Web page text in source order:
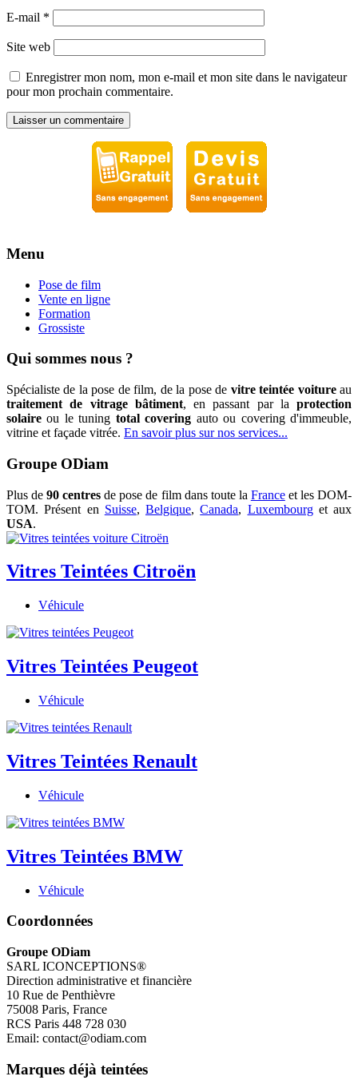
E-mail *
Site web
Enregistrer mon nom, mon e-mail et mon site dans le navigateur
pour mon prochain commentaire.
Menu
Pose de film
Vente en ligne
Formation
Grossiste
Qui sommes nous ?
Spécialiste de la pose de film, de la pose de vitre teintée voitureau
traitement de vitrage bâtiment, en passant par la protection
solaire ou le tuning total covering auto ou covering d'immeuble,
vitrine et façade vitrée. En savoir plus sur nos services...
Groupe ODiam
Plus de90 centres de pose de film dans toute la Franceet les DOM-
TOM. Présent en Suisse, Belgique,Canada, Luxembourget aux
USA.
Vitres Teintées Citroën
Véhicule
Vitres Teintées Peugeot
Véhicule
Vitres Teintées Renault
Véhicule
Vitres Teintées BMW
Véhicule
Coordonnées
Groupe ODiam
SARL ICONCEPTIONS®
Direction administrative et financière
10 Rue de Penthièvre
75008 Paris, France
RCS Paris 448 728 030
Email: contact@odiam.com
Marques déjà teintées